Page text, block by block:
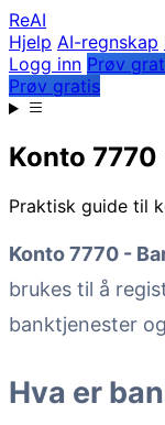
ReAI
Hjelp AI-regnskap
Logg inn Prøv
Prøv gratis
Konto
Praktisk guide til
Konto 7770 -
brukes til å
banktjenester
Hva er